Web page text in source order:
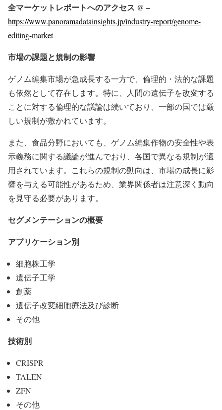
全マーケットレポートへのアクセス @ –
https://www.panoramadatainsights.jp/industry-report/genome-
editing-market
市場の課題と規制の影響
ゲノム編集市場が急成長する一方で、倫理的・法的な課題
も依然として存在します。特に、人間の遺伝子を改変する
ことに対する倫理的な議論は続いており、一部の国では厳
しい規制が敷かれています。
また、食品分野においても、ゲノム編集作物の安全性や表
示義務に関する議論が進んでおり、各国で異なる規制が適
用されています。これらの規制の動向は、市場の成長に影
響を与える可能性があるため、業界関係者は注意深く動向
を見守る必要があります。
セグメンテーションの概要
アプリケーション別
細胞株工学
遺伝子工学
創薬
遺伝子改変細胞療法及び診断
その他
技術別
CRISPR
TALEN
ZFN
その他